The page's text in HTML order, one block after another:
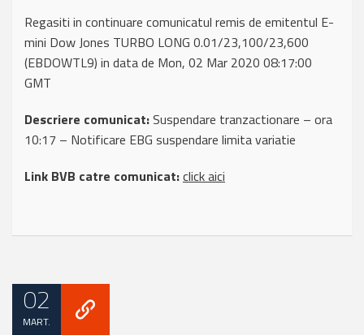
Regasiti in continuare comunicatul remis de emitentul E-
mini Dow Jones TURBO LONG 0.01/23,100/23,600
(EBDOWTL9) in data de Mon, 02 Mar 2020 08:17:00
GMT
Descriere comunicat:Suspendare tranzactionare – ora
10:17 – Notificare EBG suspendare limita variatie
Link BVB catre comunicat:click aici
02
MART.